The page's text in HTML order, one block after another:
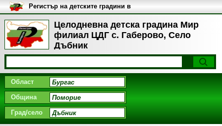
Целодневна детска градина Мир
филиал ЦДГ с. Габерово, Село
Дъбник
Регистър на детските градини в
България
Област
Община
Град/село